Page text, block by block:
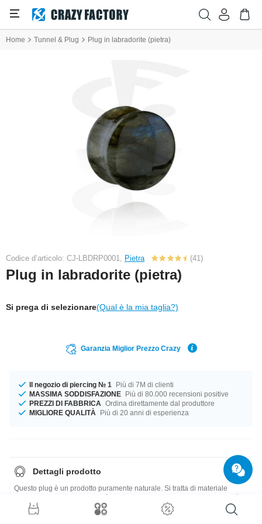
Home Tunnel & Plug Plug in labradorite (pietra)
Codice d’articolo: CJ-LBDRP0001, Pietra (41)
Plug in labradorite (pietra)
Si prega di selezionare(Qual è la mia taglia?)
Garanzia Miglior Prezzo Crazy
Il negozio di piercing № 1
Più di 7M di clienti
MASSIMA SODDISFAZIONE Più di 80.000 recensioni positive
PREZZI DI FABBRICA Ordina direttamente dal produttore
MIGLIORE QUALITÀ
Più di 20 anni di esperienza
Dettagli prodotto
Questo plug è un prodotto puramente naturale. Si tratta di materiale
greggio levigato. Per questo è possibile che l'articolo che riceverai sarà
diverso da quello in foto.